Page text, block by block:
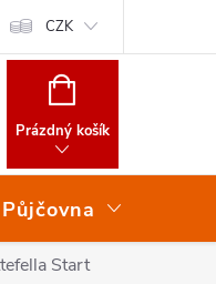
CZK
NÁKUPNÍ
Prázdný košík
Půjčovna
Start